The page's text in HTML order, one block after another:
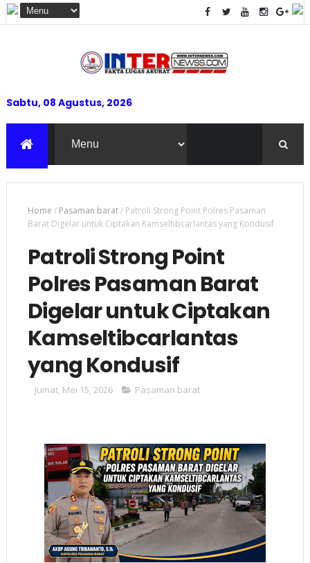
Sabtu, 08 Agustus, 2026
Home / Pasaman barat/ Patroli Strong Point Polres Pasaman
Barat Digelar untuk Ciptakan Kamseltibcarlantas yang Kondusif
Patroli Strong Point
Polres Pasaman Barat
Digelar untuk Ciptakan
Kamseltibcarlantas
yang Kondusif
Jumat, Mei 15, 2026 Pasaman barat